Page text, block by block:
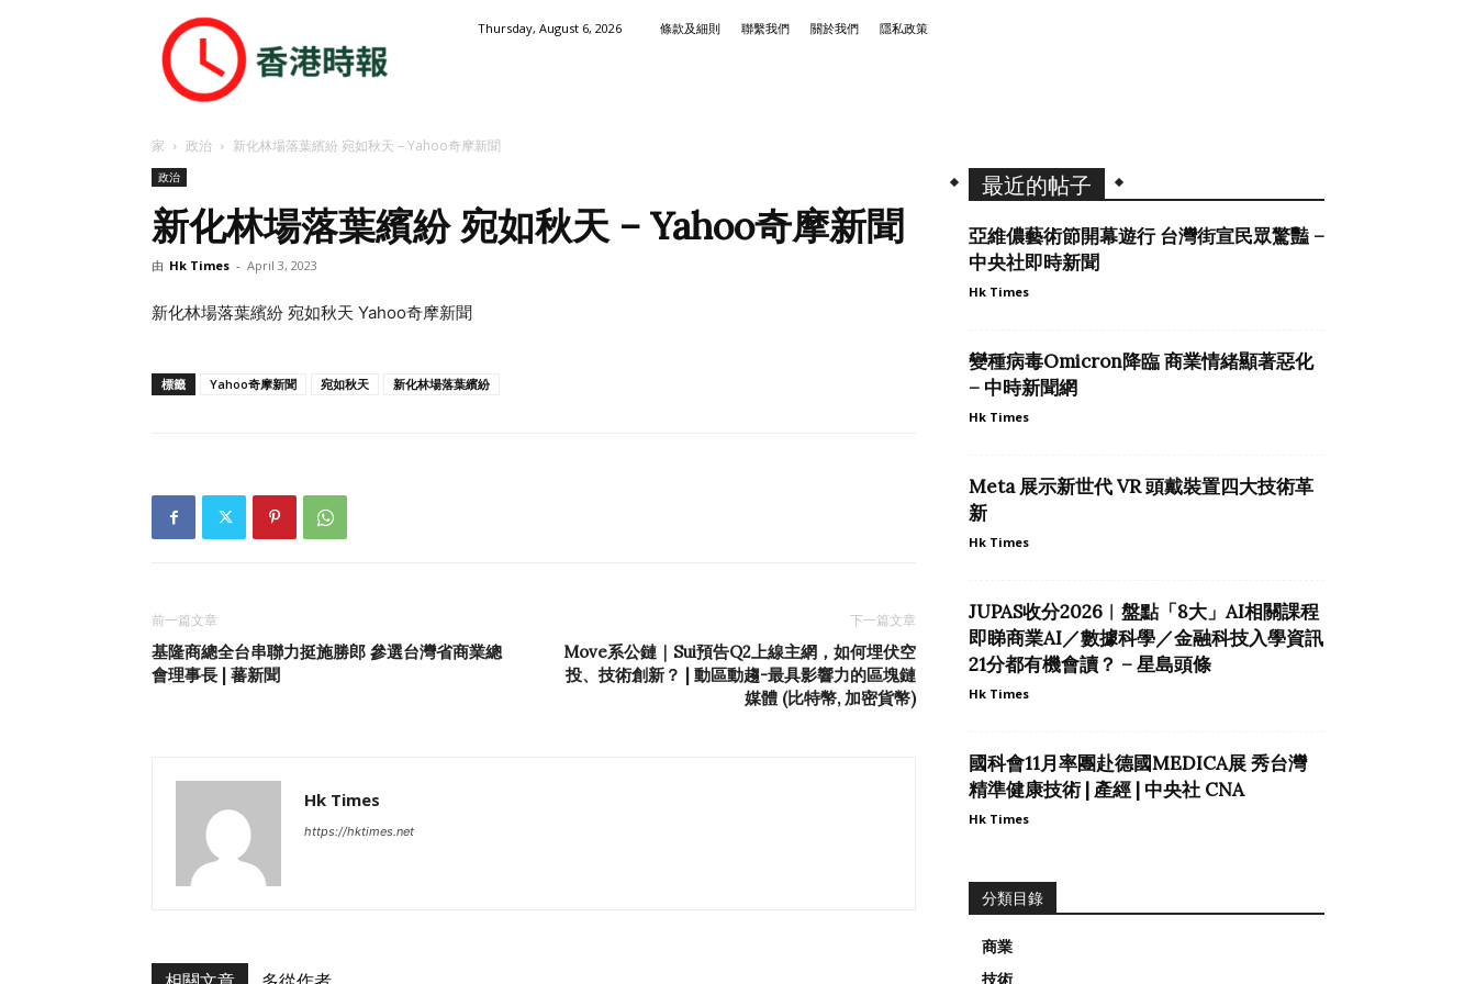
港
時
Thursday, August 6, 2026 條款及細則 聯繫我們 關於我們 隱私政策
家 政治 新化林場落葉繽紛 宛如秋天 – Yahoo奇摩新聞
政治
新化林場落葉繽紛 宛如秋天 – Yahoo奇摩新聞
由 Hk Times - April 3, 2023
新化林場落葉繽紛 宛如秋天 Yahoo奇摩新聞
標籤 Yahoo奇摩新聞 宛如秋天 新化林場落葉繽紛
前一篇文章
基隆商總全台串聯力挺施勝郎 參選台灣省商業總
會理事長 | 蕃新聞
下一篇文章
Move系公鏈｜Sui預告Q2上線主網，如何埋伏空
投、技術創新？ | 動區動趨-最具影響力的區塊鏈
媒體 (比特幣, 加密貨幣)
Hk Times
https://hktimes.net
最近的帖子
亞維儂藝術節開幕遊行 台灣街宣民眾驚豔 –
中央社即時新聞
Hk Times
變種病毒Omicron降臨 商業情緒顯著惡化
– 中時新聞網
Hk Times
Meta 展示新世代 VR 頭戴裝置四大技術革
新
Hk Times
JUPAS收分2026︱盤點「8大」AI相關課程
即睇商業AI／數據科學／金融科技入學資訊
21分都有機會讀？ – 星島頭條
Hk Times
國科會11月率團赴德國MEDICA展 秀台灣
精準健康技術 | 產經 | 中央社 CNA
Hk Times
分類目錄
商業
技術